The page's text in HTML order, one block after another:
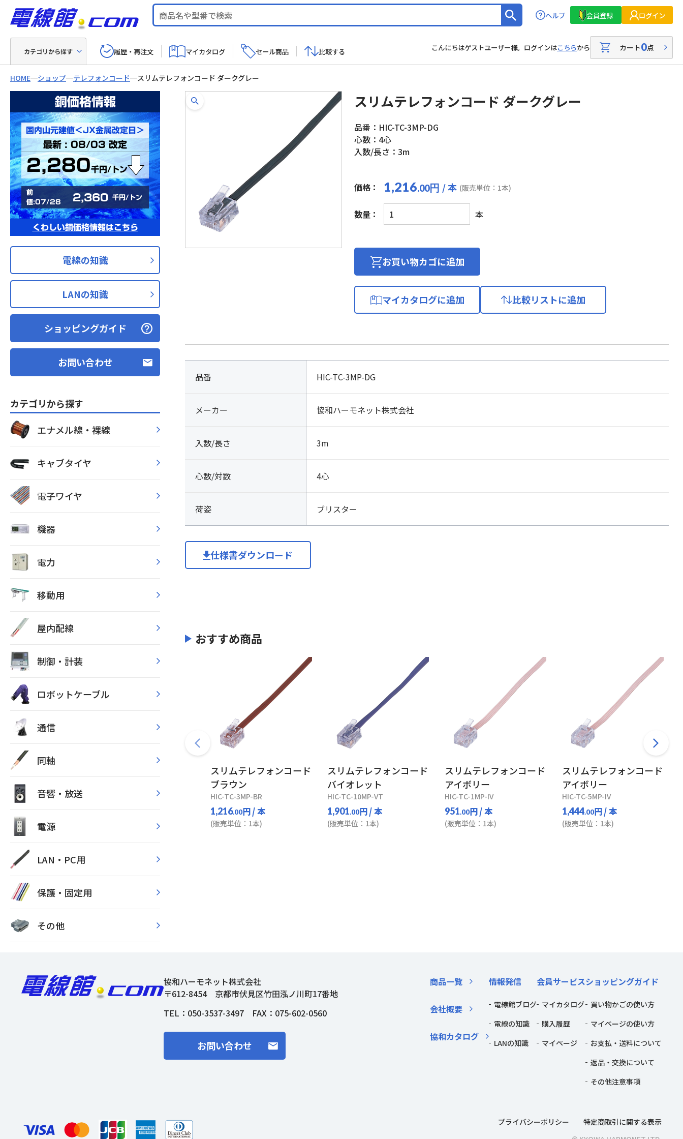
ヘルプ 会員登録 ログイン
カテゴリから探す 履歴・再注文 マイカタログ セール商品 比較する こんにちはゲストユーザー様。ログインはこちらから カート0点
HOME ショップ テレフォンコード スリムテレフォンコード ダークグレー
銅価格情報
国内山元建値＜JX金属改定日＞
最新 : 08/03 改定
2,280千円/トン
前
値:07/28
2,360 千円/トン
くわしい銅価格情報はこちら
電線の知識
LANの知識
ショッピングガイド
お問い合わせ
カテゴリから探す
エナメル線・裸線
キャブタイヤ
電子ワイヤ
機器
電力
移動用
屋内配線
制御・計装
ロボットケーブル
通信
同軸
音響・放送
電源
LAN・PC用
保護・固定用
その他
スリムテレフォンコード ダークグレー
品番：HIC-TC-3MP-DG
心数：4心
入数/長さ：3m
価格： 1,216.00円 / 本 (販売単位：1本)
数量：
ス
リ
テ
ダ
グ
レ
ー
個
本
お買い物カゴに追加
マイカタログに追加 比較リストに追加
品番 HIC-TC-3MP-DG
メーカー 協和ハーモネット株式会社
入数/長さ 3m
心数/対数 4心
荷姿 ブリスター
仕様書ダウンロード
おすすめ商品
スリムテレフォンコード
ブラウン
HIC-TC-3MP-BR
1,216.00円/ 本
(販売単位：1本)
スリムテレフォンコード
バイオレット
HIC-TC-10MP-VT
1,901.00円/ 本
(販売単位：1本)
スリムテレフォンコード
アイボリー
HIC-TC-1MP-IV
951.00円/ 本
(販売単位：1本)
スリムテレフォンコード
アイボリー
HIC-TC-5MP-IV
1,444.00円/ 本
(販売単位：1本)
協和ハーモネット株式会社
〒612-8454 京都市伏見区竹田泓ノ川町17番地
TEL： 050-3537-3497 FAX：075-602-0560
お問い合わせ
商品一覧
会社概要
協和カタログ
情報発信
電線館ブログ
電線の知識
LANの知識
会員サービス
マイカタログ
購入履歴
マイページ
ショッピングガイド
買い物かごの使い方
マイページの使い方
お支払・送料について
返品・交換について
その他注意事項
プライバシーポリシー
特定商取引に関する表示